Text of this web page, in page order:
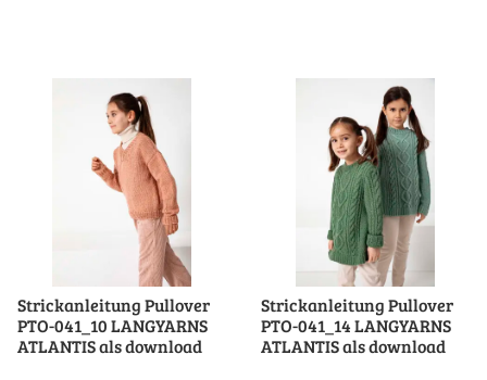
Strickanleitung Pullover
PTO-041_10 LANGYARNS
ATLANTIS als download
Strickanleitung Pullover
PTO-041_14 LANGYARNS
ATLANTIS als download